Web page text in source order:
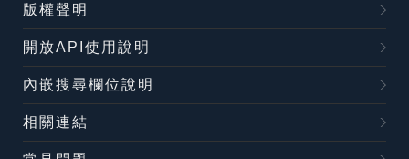
版權聲明
開放API使用說明
內嵌搜尋欄位說明
相關連結